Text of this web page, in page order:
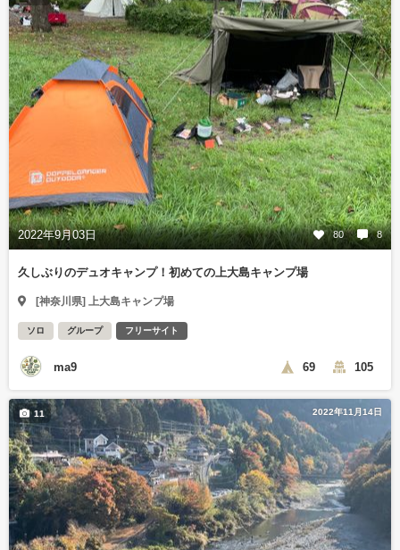
2022年9月03日 80 8
久しぶりのデュオキャンプ！初めての上大島キャンプ場
[神奈川県] 上大島キャンプ場
ソロ グループ フリーサイト
ma9 69 105
2022年11月14日
11